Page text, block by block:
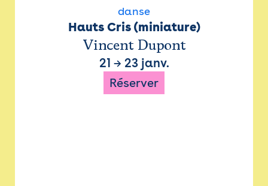
danse
Hauts Cris (miniature)
Vincent Dupont
21 → 23 janv.
Réserver